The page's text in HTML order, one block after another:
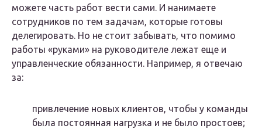
можете часть работ вести сами. И нанимаете
сотрудников по тем задачам, которые готовы
делегировать. Но не стоит забывать, что помимо
работы «руками» на руководителе лежат еще и
управленческие обязанности. Например, я отвечаю
за:
привлечение новых клиентов, чтобы у команды
была постоянная нагрузка и не было простоев;